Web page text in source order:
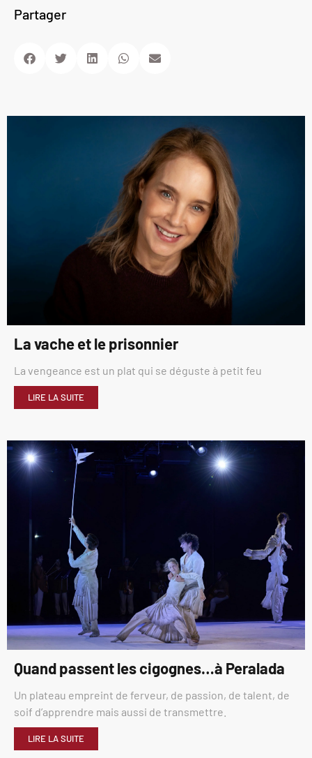
Partager
La vache et le prisonnier
La vengeance est un plat qui se déguste à petit feu
LIRE LA SUITE
Quand passent les cigognes…à Peralada
Un plateau empreint de ferveur, de passion, de talent, de
soif d’apprendre mais aussi de transmettre.
LIRE LA SUITE